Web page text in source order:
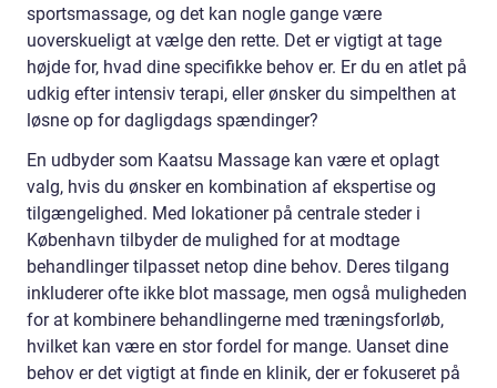
sportsmassage, og det kan nogle gange være
uoverskueligt at vælge den rette. Det er vigtigt at tage
højde for, hvad dine specifikke behov er. Er du en atlet på
udkig efter intensiv terapi, eller ønsker du simpelthen at
løsne op for dagligdags spændinger?
En udbyder som Kaatsu Massage kan være et oplagt
valg, hvis du ønsker en kombination af ekspertise og
tilgængelighed. Med lokationer på centrale steder i
København tilbyder de mulighed for at modtage
behandlinger tilpasset netop dine behov. Deres tilgang
inkluderer ofte ikke blot massage, men også muligheden
for at kombinere behandlingerne med træningsforløb,
hvilket kan være en stor fordel for mange. Uanset dine
behov er det vigtigt at finde en klinik, der er fokuseret på